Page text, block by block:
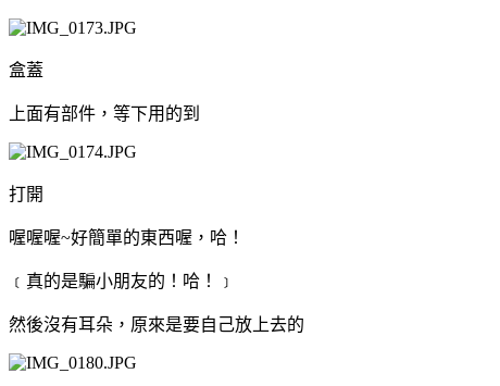
盒蓋
上面有部件，等下用的到
打開
喔喔喔~好簡單的東西喔，哈！
﹝真的是騙小朋友的！哈！﹞
然後沒有耳朵，原來是要自己放上去的